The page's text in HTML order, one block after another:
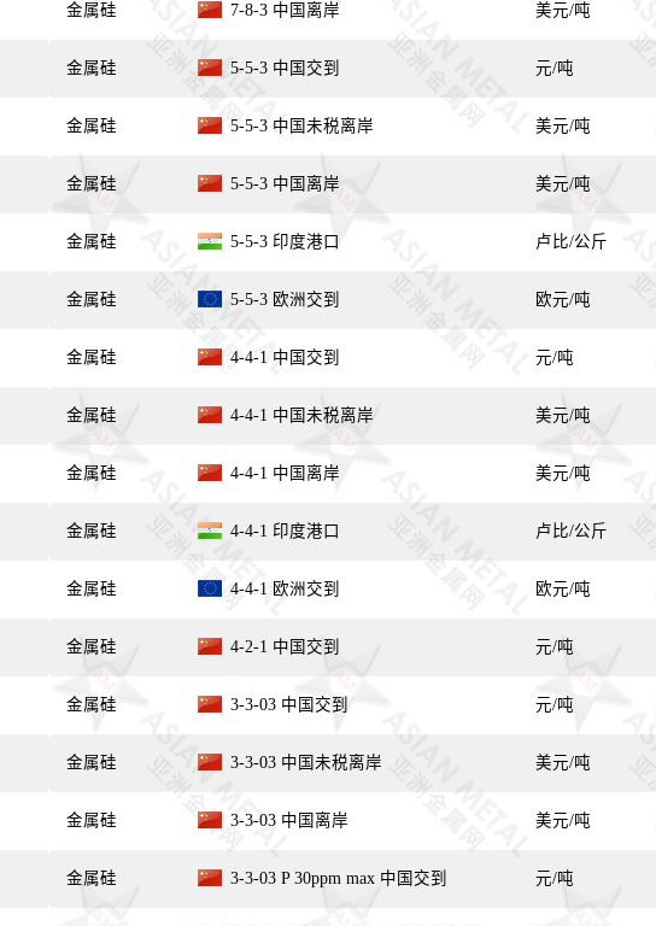
金属硅 7-8-3 中国离岸 美元/吨
金属硅 5-5-3 中国交到 元/吨
金属硅 5-5-3 中国未税离岸 美元/吨
金属硅 5-5-3 中国离岸 美元/吨
金属硅 5-5-3 印度港口 卢比/公斤
金属硅 5-5-3 欧洲交到 欧元/吨
金属硅 4-4-1 中国交到 元/吨
金属硅 4-4-1 中国未税离岸 美元/吨
金属硅 4-4-1 中国离岸 美元/吨
金属硅 4-4-1 印度港口 卢比/公斤
金属硅 4-4-1 欧洲交到 欧元/吨
金属硅 4-2-1 中国交到 元/吨
金属硅 3-3-03 中国交到 元/吨
金属硅 3-3-03 中国未税离岸 美元/吨
金属硅 3-3-03 中国离岸 美元/吨
金属硅 3-3-03 P 30ppm max 中国交到 元/吨